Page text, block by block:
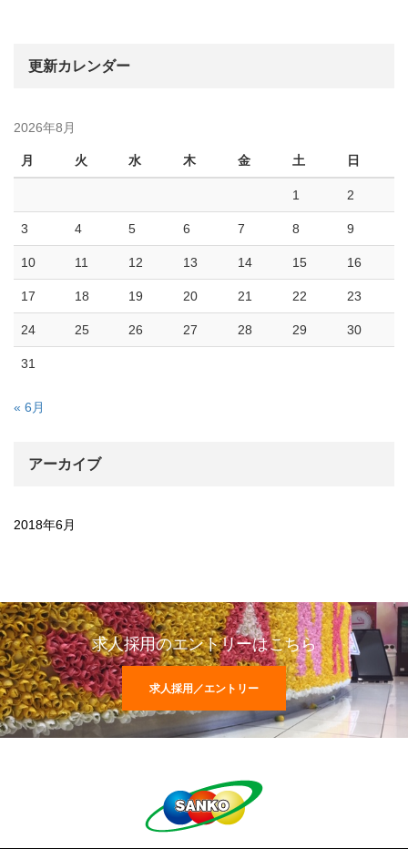
更新カレンダー
2026年8月
月 火 水 木 金 土 日
1 2
3 4 5 6 7 8 9
10 11 12 13 14 15 16
17 18 19 20 21 22 23
24 25 26 27 28 29 30
31
« 6月
アーカイブ
2018年6月
求人採用のエントリーはこちら
求人採用／エントリー